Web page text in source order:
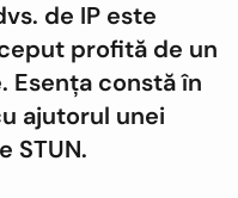
de IP este
profită de un
Esența constă în
ajutorul unei
STUN.